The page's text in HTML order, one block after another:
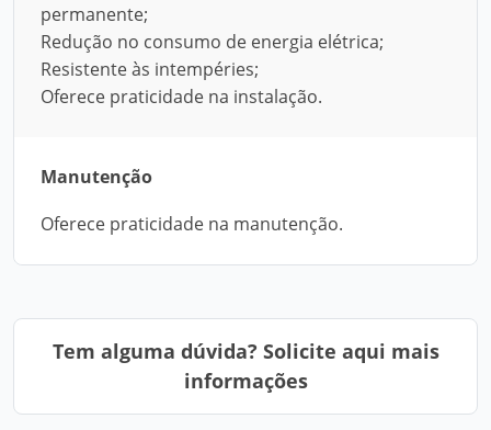
permanente;
Redução no consumo de energia elétrica;
Resistente às intempéries;
Oferece praticidade na instalação.
Manutenção
Oferece praticidade na manutenção.
Tem alguma dúvida? Solicite aqui mais
informações